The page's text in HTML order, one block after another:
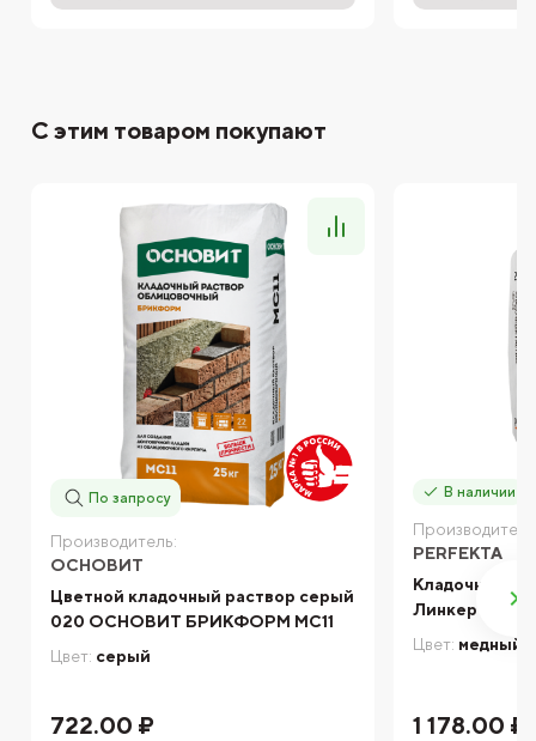
С этим товаром покупают
По запросу
Производитель:
ОСНОВИТ
Цветной кладочный раствор серый
020 ОСНОВИТ БРИКФОРМ MC11
Цвет: серый
722.00 ₽
В наличии
PERFEKTA
Кладочный
Линкер
Цвет: медный
1 178.00 ₽